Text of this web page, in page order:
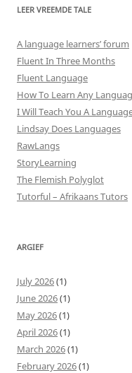
LEER VREEMDE TALE
A language learners’ forum
Fluent In Three Months
Fluent Language
How To Learn Any
I Will Teach You A
Lindsay Does Languages
RawLangs
StoryLearning
The Flemish Polyglot
Tutorful – Afrikaans Tutors
ARGIEF
July 2026(1)
June 2026(1)
May 2026(1)
April 2026(1)
March 2026(1)
February 2026(1)